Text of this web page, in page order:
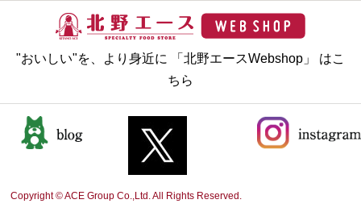
"おいしい"を、より身近に 「北野エースWebshop」 はこ
ちら
Copyright © ACE Group Co.,Ltd. All Rights Reserved.